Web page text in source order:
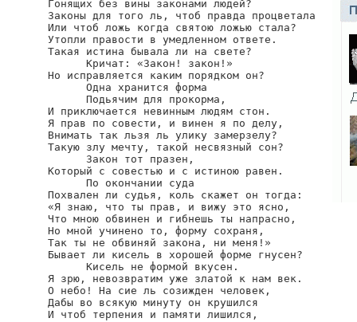
Гонящих без вины законами людей?
Законы для того ль, чтоб правда процветала
Или чтоб ложь когда святою ложью стала?
Утопли правости в умедленном ответе.
Такая истина бывала ли на свете?
      Кричат: «Закон! закон!»
Но исправляется каким порядком он?
      Одна хранится форма
      Подьячим для прокорма,
И приключается невинным людям стон.
Я прав по совести, и винен я по делу,
Внимать так льзя ль улику замерзелу?
Такую злу мечту, такой несвязный сон?
      Закон тот празен,
Который с совестью и с истиною равен.
      По окончании суда
Похвален ли судья, коль скажет он тогда:
«Я знаю, что ты прав, и вижу это ясно,
Что мною обвинен и гибнешь ты напрасно,
Но мной учинено то, форму сохраня,
Так ты не обвиняй закона, ни меня!»
Бывает ли кисель в хорошей форме гнусен?
      Кисель не формой вкусен.
Я зрю, невозвратим уже златой к нам век.
О небо! На сие ль созижден человек,
Дабы во всякую минуту он крушился
И чтоб терпения и памяти лишился,